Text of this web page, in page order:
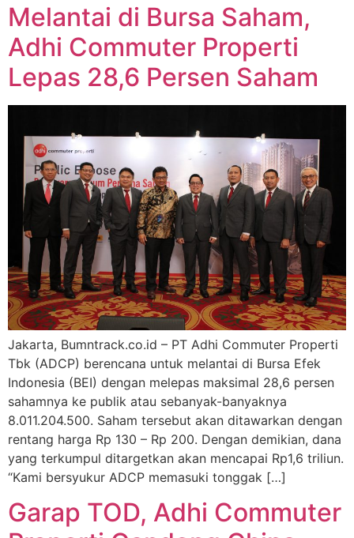
Melantai di Bursa Saham,
Adhi Commuter Properti
Lepas 28,6 Persen Saham
Jakarta, Bumntrack.co.id – PT Adhi Commuter Properti
Tbk (ADCP) berencana untuk melantai di Bursa Efek
Indonesia (BEI) dengan melepas maksimal 28,6 persen
sahamnya ke publik atau sebanyak-banyaknya
8.011.204.500. Saham tersebut akan ditawarkan dengan
rentang harga Rp 130 – Rp 200. Dengan demikian, dana
yang terkumpul ditargetkan akan mencapai Rp1,6 triliun.
“Kami bersyukur ADCP memasuki tonggak […]
Garap TOD, Adhi Commuter